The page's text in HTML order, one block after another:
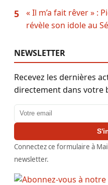
5
« Il m’a fait rêver » :
révèle son idole au
NEWSLETTER
Recevez les dernières
directement dans votre
Adresse email
Connectez ce formulaire à
newsletter.